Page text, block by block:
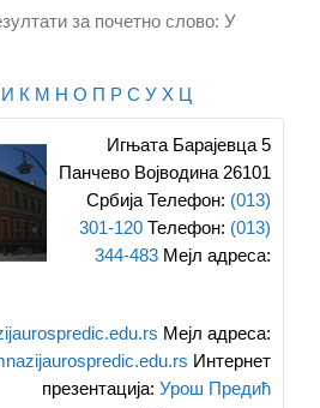
за почетно слово: У
И К М Н О П Р С У Х Ц
Игњата Барајевца 5
Панчево Војводина 26101
Србија Телефон: (013)
301-120 Телефон: (013)
344-483 Мејл адреса:
Мејл адреса:
Интернет
презентација: Урош Предић